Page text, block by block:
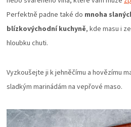
Perfektně padne také do mnoha
blízkovýchodní kuchyně, kde masu i
hloubku chuti.
Vyzkoušejte ji k jehněčímu a hovězímu
sladkým marinádám na vepřové maso.